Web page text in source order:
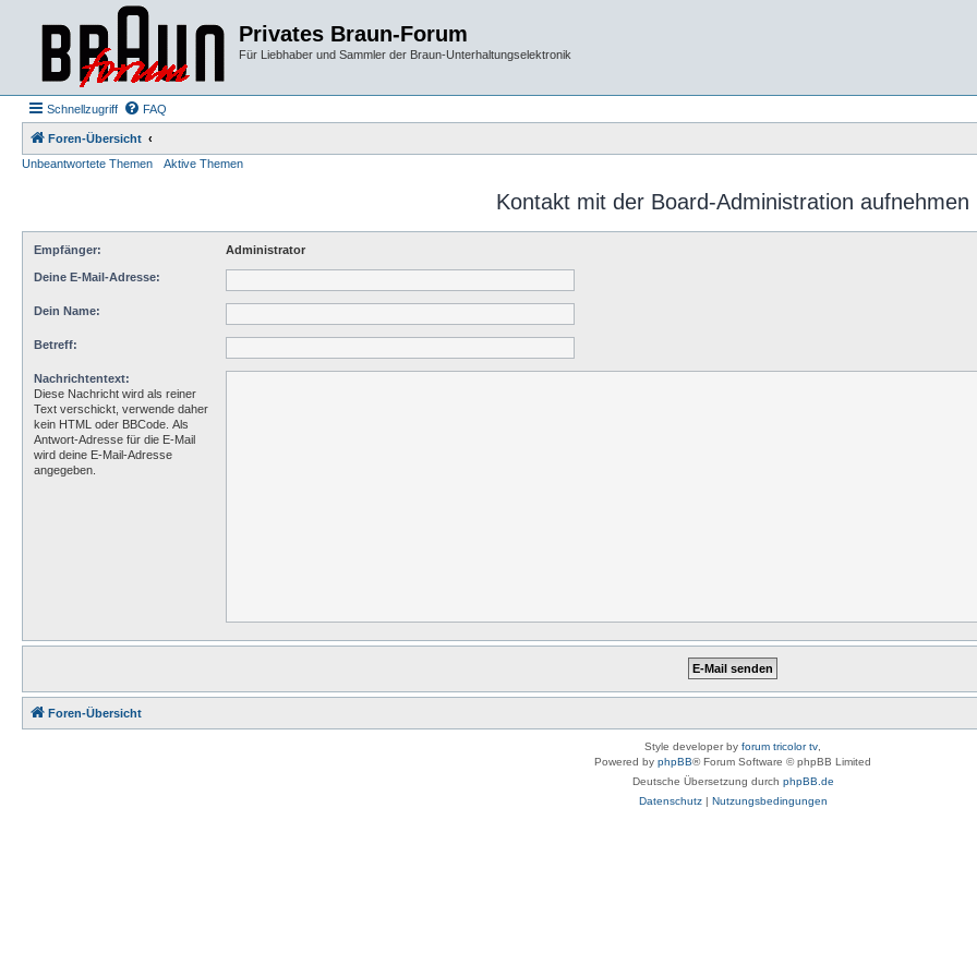
Privates Braun-Forum
Für Liebhaber und Sammler der Braun-Unterhaltungselektronik
Schnellzugriff FAQ
Foren-Übersicht
Unbeantwortete Themen
Aktive Themen
Kontakt mit der Board-Administration aufnehmen
Empfänger: Administrator
Deine E-Mail-Adresse:
Dein Name:
Betreff:
Nachrichtentext:
Diese Nachricht wird als reiner
Text verschickt, verwende daher
kein HTML oder BBCode. Als
Antwort-Adresse für die E-Mail
wird deine E-Mail-Adresse
angegeben.
Foren-Übersicht
Style developer by forum tricolor tv
Powered by phpBB® Forum Software © phpBB Limited
Deutsche Übersetzung durch phpBB.de
Datenschutz| Nutzungsbedingungen